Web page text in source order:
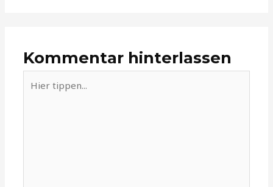
Kommentar hinterlassen
tippen...